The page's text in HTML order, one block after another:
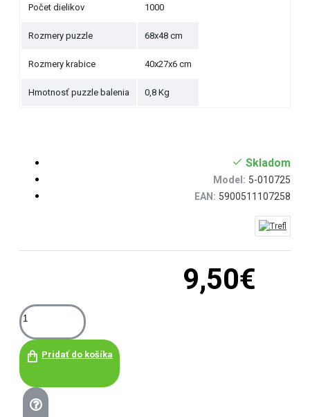
Počet dielikov 1000
Rozmery puzzle 68x48 cm
Rozmery krabice 40x27x6 cm
Hmotnosť puzzle balenia 0,8 Kg
9,50€
Skladom
Model: 5-010725
EAN: 5900511107258
Pridať do košíka